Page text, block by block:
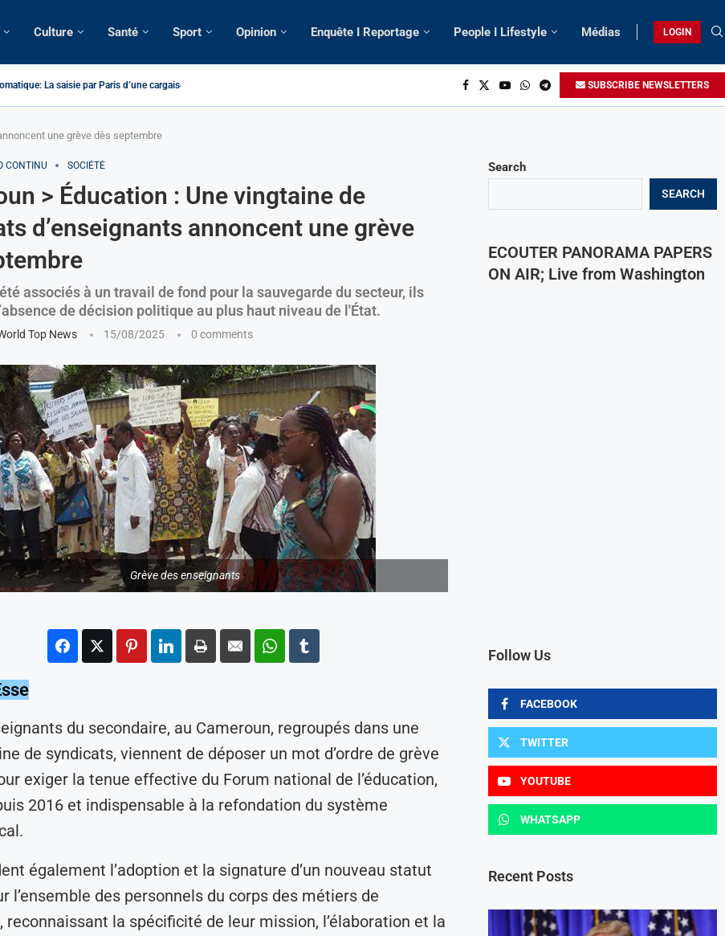
Culture Santé Sport Opinion Enquête I Reportage People I Lifestyle Médias LOGIN
La saisie par Paris d’une cargaison destinée... SUBSCRIBE NEWSLETTERS
une grève dès septembre
CONTINU SOCIÉTÉ
> Éducation : Une vingtaine de
d’enseignants annoncent une grève
associés à un travail de fond pour la sauvegarde du secteur, ils
de décision politique au plus haut niveau de l'État.
Top News 15/08/2025 0 comments
Grève des enseignants
du secondaire, au Cameroun, regroupés dans une
de syndicats, viennent de déposer un mot d’ordre de grève
exiger la tenue effective du Forum national de l’éducation,
2016 et indispensable à la refondation du système
également l’adoption et la signature d’un nouveau statut
l’ensemble des personnels du corps des métiers de
reconnaissant la spécificité de leur mission, l’élaboration et la
Search
SEARCH
ECOUTER PANORAMA PAPERS
ON AIR; Live from Washington
Follow Us
FACEBOOK
TWITTER
YOUTUBE
WHATSAPP
Recent Posts